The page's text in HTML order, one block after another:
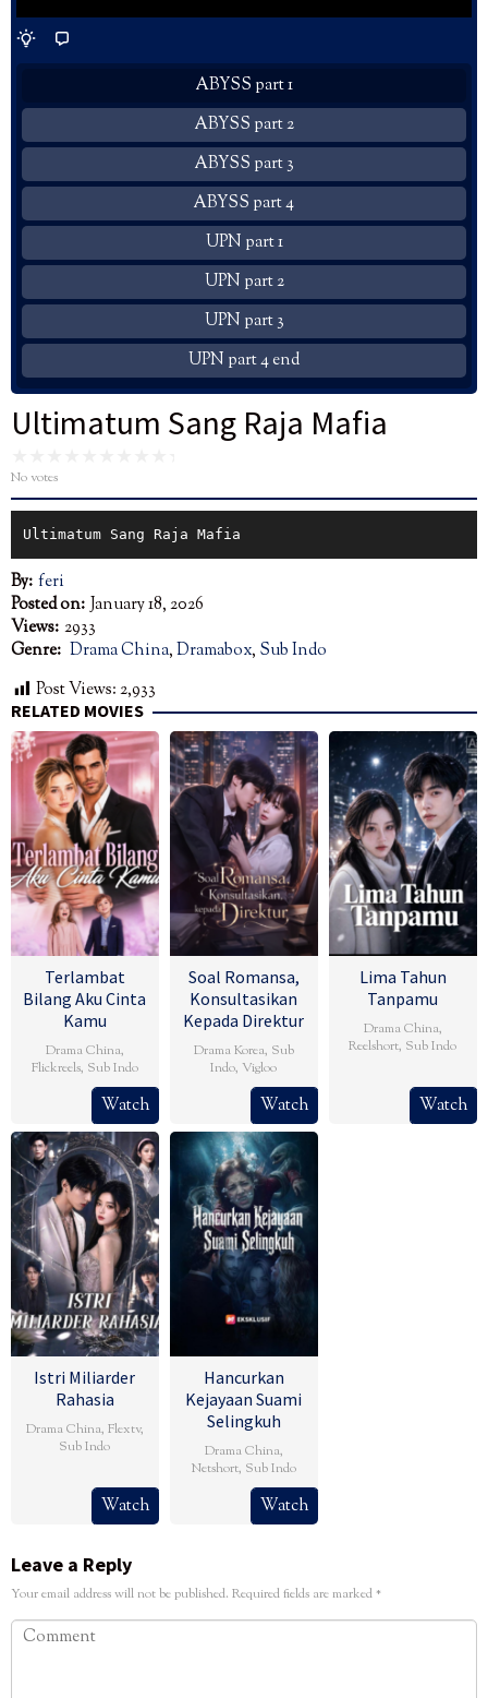
ABYSS part 1
ABYSS part 2
ABYSS part 3
ABYSS part 4
UPN part 1
UPN part 2
UPN part 3
UPN part 4 end
Ultimatum Sang Raja Mafia
No votes
Ultimatum Sang Raja Mafia
By: feri
Posted on: January 18, 2026
Views: 2933
Genre: Drama China,Dramabox, Sub Indo
Post Views:2,933
RELATED MOVIES
Terlambat
Bilang Aku Cinta
Kamu
Drama China,
Flickreels, Sub Indo
Watch
Soal Romansa,
Konsultasikan
Kepada Direktur
Drama Korea, Sub
Indo,Vigloo
Watch
Lima Tahun
Tanpamu
Drama China,
Reelshort, Sub Indo
Watch
Istri Miliarder
Rahasia
Drama China, Flextv,
Sub Indo
Watch
Hancurkan
Kejayaan Suami
Selingkuh
Drama China,
Netshort, Sub Indo
Watch
Leave a Reply
Your email address will not be published. Required fields are marked*